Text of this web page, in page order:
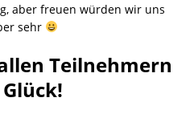
aber freuen würden wir uns
sehr
Teilnehmern